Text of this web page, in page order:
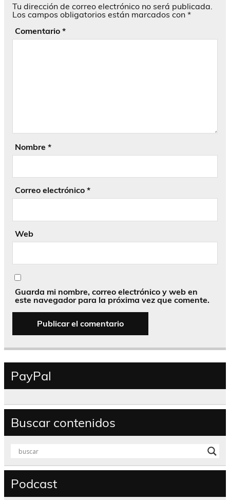
Tu dirección de correo electrónico no será publicada.
Los campos obligatorios están marcados con *
Comentario *
Nombre *
Correo electrónico *
Web
Guarda mi nombre, correo electrónico y web en
este navegador para la próxima vez que comente.
PayPal
Buscar contenidos
Podcast